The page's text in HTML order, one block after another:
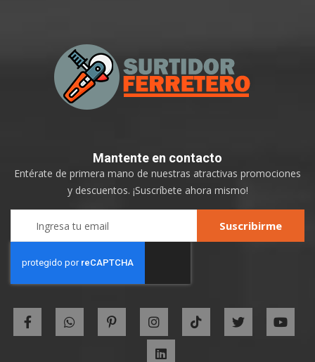
Mantente en contacto
Entérate de primera mano de nuestras atractivas promociones
y descuentos. ¡Suscríbete ahora mismo!
Newsletter:
Suscribirme